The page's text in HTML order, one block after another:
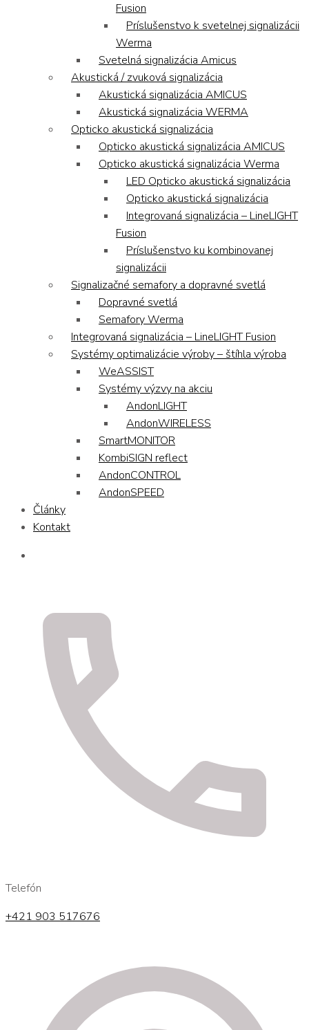
Fusion
Príslušenstvo k svetelnej signalizácii
Werma
Svetelná signalizácia Amicus
Akustická / zvuková signalizácia
Akustická signalizácia AMICUS
Akustická signalizácia WERMA
Opticko akustická signalizácia
Opticko akustická signalizácia AMICUS
Opticko akustická signalizácia Werma
LED Opticko akustická signalizácia
Opticko akustická signalizácia
Integrovaná signalizácia – LineLIGHT
Fusion
Príslušenstvo ku kombinovanej
signalizácii
Signalizačné semafory a dopravné svetlá
Dopravné svetlá
Semafory Werma
Integrovaná signalizácia – LineLIGHT Fusion
Systémy optimalizácie výroby – štíhla výroba
WeASSIST
Systémy výzvy na akciu
AndonLIGHT
AndonWIRELESS
SmartMONITOR
KombiSIGN reflect
AndonCONTROL
AndonSPEED
Články
Kontakt
Telefón
+421 903 517676